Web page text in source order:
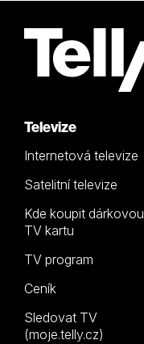
Televize
Internetová televize
Satelitní televize
Kde koupit dárkovou
TV kartu
TV program
Ceník
Sledovat TV
(moje.telly.cz)